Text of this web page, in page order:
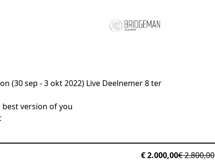
(30 sep - 3 okt 2022) Live Deelnemer 8 ter
version of you
€ 2.000,00€ 2.800,00